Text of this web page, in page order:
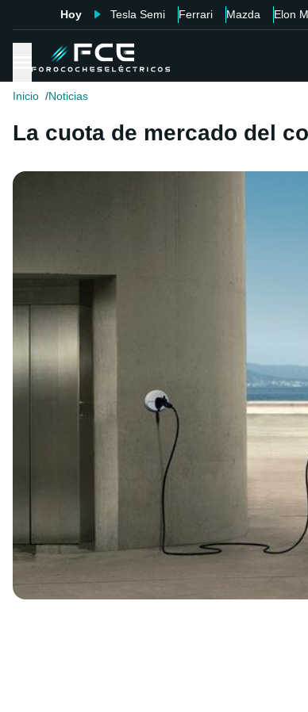
Hoy Tesla Semi Ferrari Mazda Elon
Inicio Noticias
La cuota de mercado del